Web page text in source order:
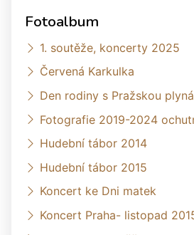
Fotoalbum
1. soutěže, koncerty 2025
Červená Karkulka
Den rodiny s Pražskou
Fotografie 2019-2024
Hudební tábor 2014
Hudební tábor 2015
Koncert ke Dni matek
Koncert Praha- listopad